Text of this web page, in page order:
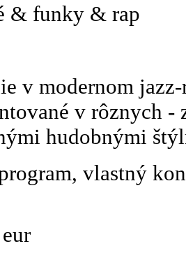
& funky & rap
v modernom
v rôznych -
hudobnými
vlastný